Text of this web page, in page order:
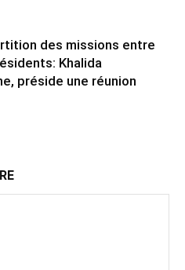
des missions entre
Khalida
préside une réunion